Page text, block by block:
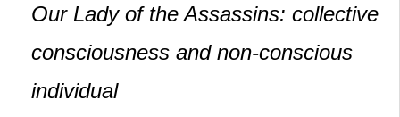
Our Lady of the Assassins: collective
consciousness and non-conscious
individual